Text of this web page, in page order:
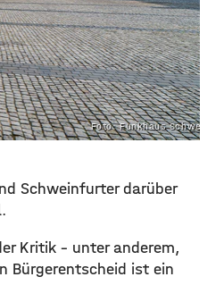
Foto: Funkhaus Schweinfurt
Schweinfurter darüber
Kritik – unter anderem,
Bürgerentscheid ist ein